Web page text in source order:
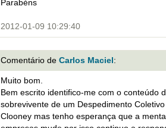
Parabéns
2012-01-09 10:29:40
Comentário de Carlos Maciel :
Muito bom.
Bem escrito identifico-me com o conteúdo
sobrevivente de um Despedimento
Clooney mas tenho esperança que a